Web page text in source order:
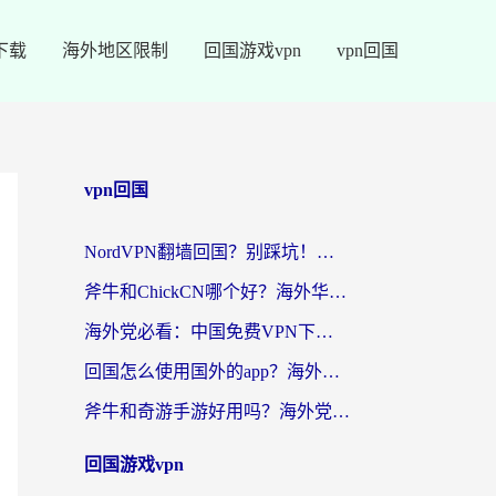
载 海外地区限制 回国游戏vpn vpn回国
vpn回国
NordVPN翻墙回国？别踩坑！海外党无缝访问国内资源的真实指南
斧牛和ChickCN哪个好？海外华人亲测3款回国加速器+免费试用攻略
海外党必看：中国免费VPN下载避坑指南 + 无缝访问国内资源的终极方案
回国怎么使用国外的app？海外党必看的无缝访问国内资源全攻略
斧牛和奇游手游好用吗？海外党亲测3款回国加速器，选对才能无缝刷国内资源
回国游戏vpn